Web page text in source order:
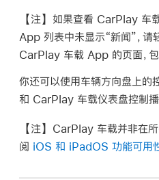
【注】 如果查看 CarPlay 车
App 列表中未显示“新闻”，请
CarPlay 车载 App 的页面，包
你还可以使用车辆方向盘上的
和 CarPlay 车载仪表盘控制播
【注】 CarPlay 车载并非在所
阅 iOS 和 iPadOS 功能可用